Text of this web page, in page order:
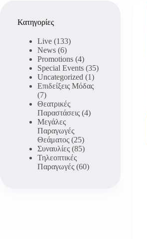
Κατηγορίες
Live (133)
News (6)
Promotions (4)
Special Events (35)
Uncategorized (1)
Επιδείξεις Μόδας
(7)
Θεατρικές
Παραστάσεις (4)
Μεγάλες
Παραγωγές
Θεάματος (25)
Συναυλίες (85)
Τηλεοπτικές
Παραγωγές (60)